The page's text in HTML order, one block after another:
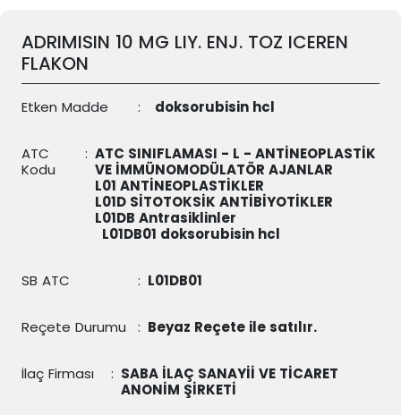
ADRIMISIN 10 MG LIY. ENJ. TOZ ICEREN
FLAKON
Etken Madde : doksorubisin hcl
ATC
Kodu
: ATC SINIFLAMASI - L - ANTİNEOPLASTİK
VE İMMÜNOMODÜLATÖR AJANLAR
L01 ANTİNEOPLASTİKLER
L01D SİTOTOKSİK ANTİBİYOTİKLER
L01DB Antrasiklinler
L01DB01 doksorubisin hcl
SB ATC : L01DB01
Reçete Durumu : Beyaz Reçete ile satılır.
İlaç Firması : SABA İLAÇ SANAYİİ VE TİCARET
ANONİM ŞİRKETİ